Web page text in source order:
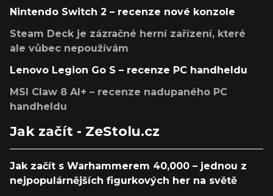
Nintendo Switch 2 – recenze nové konzole
Steam Deck je zázračné herní zařízení, které
ale vůbec nepoužívám
Lenovo Legion Go S – recenze PC handheldu
MSI Claw 8 AI+ – recenze nadupaného PC
handheldu
Jak začít - ZeStolu.cz
Jak začít s Warhammerem 40,000 – jednou z
nejpopulárnějších figurkových her na světě